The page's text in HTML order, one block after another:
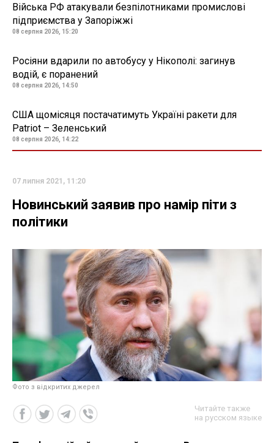
Війська РФ атакували безпілотниками промислові
підприємства у Запоріжжі
08 серпня 2026, 15:20
Росіяни вдарили по автобусу у Нікополі: загинув
водій, є поранений
08 серпня 2026, 14:50
США щомісяця постачатимуть Україні ракети для
Patriot – Зеленський
08 серпня 2026, 14:22
07 липня 2021, 11:20
Новинський заявив про намір піти з
політики
Фото з відкритих джерел
Читайте также
на русском языке